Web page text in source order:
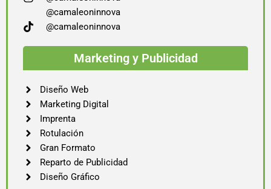
@camaleoninnova
@camaleoninnova
Marketing y Publicidad
Diseño Web
Marketing Digital
Imprenta
Rotulación
Gran Formato
Reparto de Publicidad
Diseño Gráfico